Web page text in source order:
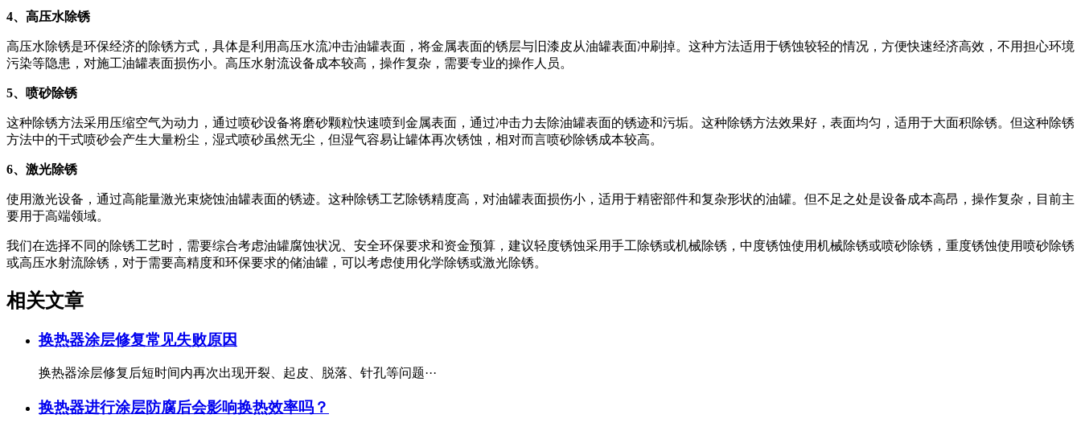
4、高压水除锈
高压水除锈是环保经济的除锈方式，具体是利用高压水流冲击油罐表面，将金属表面的锈层与旧漆皮从油罐表面冲刷掉。这种方法适用于锈蚀较轻的情况，方便快速经济高效，不用担心环境
污染等隐患，对施工油罐表面损伤小。高压水射流设备成本较高，操作复杂，需要专业的操作人员。
5、喷砂除锈
这种除锈方法采用压缩空气为动力，通过喷砂设备将磨砂颗粒快速喷到金属表面，通过冲击力去除油罐表面的锈迹和污垢。这种除锈方法效果好，表面均匀，适用于大面积除锈。但这种除锈
方法中的干式喷砂会产生大量粉尘，湿式喷砂虽然无尘，但湿气容易让罐体再次锈蚀，相对而言喷砂除锈成本较高。
6、激光除锈
使用激光设备，通过高能量激光束烧蚀油罐表面的锈迹。这种除锈工艺除锈精度高，对油罐表面损伤小，适用于精密部件和复杂形状的油罐。但不足之处是设备成本高昂，操作复杂，目前主
要用于高端领域。
我们在选择不同的除锈工艺时，需要综合考虑油罐腐蚀状况、安全环保要求和资金预算，建议轻度锈蚀采用手工除锈或机械除锈，中度锈蚀使用机械除锈或喷砂除锈，重度锈蚀使用喷砂除锈
或高压水射流除锈，对于需要高精度和环保要求的储油罐，可以考虑使用化学除锈或激光除锈。
相关文章
换热器涂层修复常见失败原因
换热器涂层修复后短时间内再次出现开裂、起皮、脱落、针孔等问题···
换热器进行涂层防腐后会影响换热效率吗？